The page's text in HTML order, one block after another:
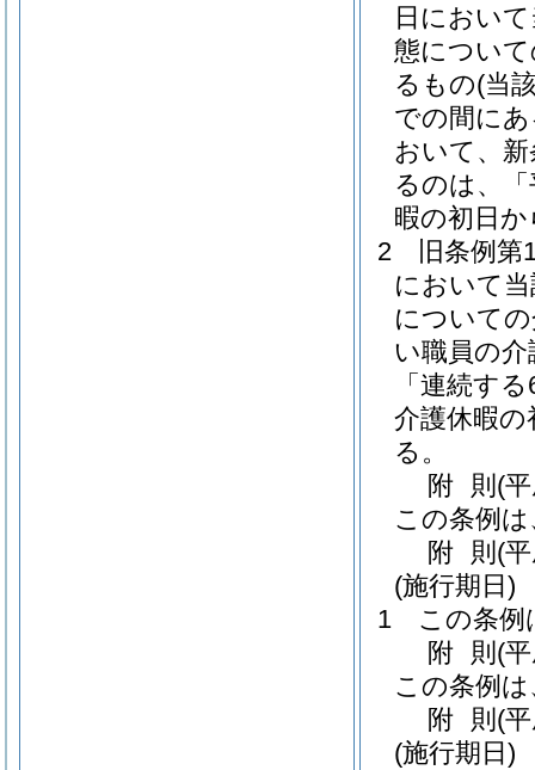
日におい
態につい
るもの(当
での間に
おいて、
るのは、
暇の初日
2
旧条例
において
について
い職員の
「連続す
介護休暇
る。
附 則 (
この条例
附 則 (
(施行期日)
1
この条例
附 則 (
この条例
附 則 (
(施行期日)